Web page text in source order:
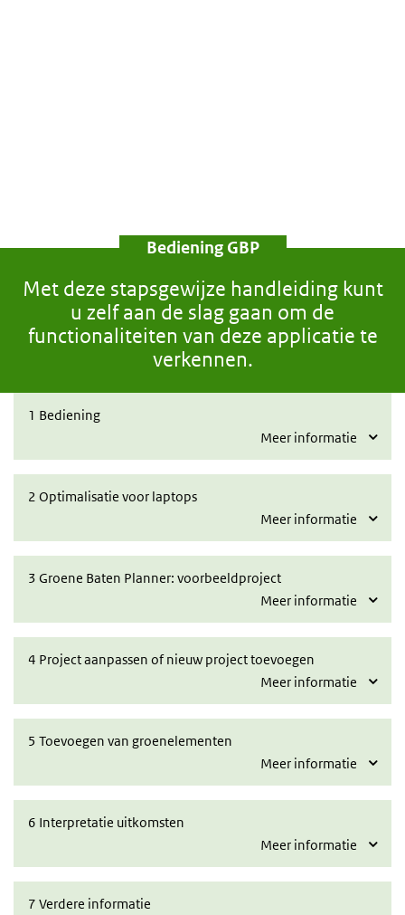
Bediening GBP
Met deze stapsgewijze handleiding kunt
u zelf aan de slag gaan om de
functionaliteiten van deze applicatie te
verkennen.
1 Bediening
Collapsed
Meer informatie
2 Optimalisatie voor laptops
Collapsed
Meer informatie
3 Groene Baten Planner: voorbeeldproject
Collapsed
Meer informatie
4 Project aanpassen of nieuw project toevoegen
Collapsed
Meer informatie
5 Toevoegen van groenelementen
Collapsed
Meer informatie
6 Interpretatie uitkomsten
Collapsed
Meer informatie
7 Verdere informatie
Collapsed